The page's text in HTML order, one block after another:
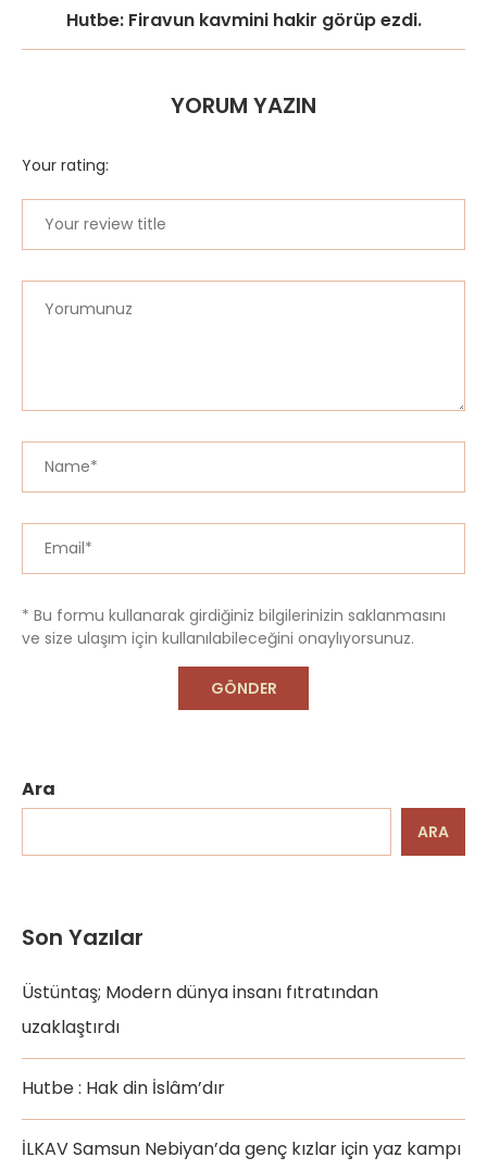
Hutbe: Firavun kavmini hakir görüp ezdi.
YORUM YAZIN
Your rating:
* Bu formu kullanarak girdiğiniz bilgilerinizin saklanmasını
ve size ulaşım için kullanılabileceğini onaylıyorsunuz.
Ara
ARA
Son Yazılar
Üstüntaş; Modern dünya insanı fıtratından
uzaklaştırdı
Hutbe : Hak din İslâm’dır
İLKAV Samsun Nebiyan’da genç kızlar için yaz kampı